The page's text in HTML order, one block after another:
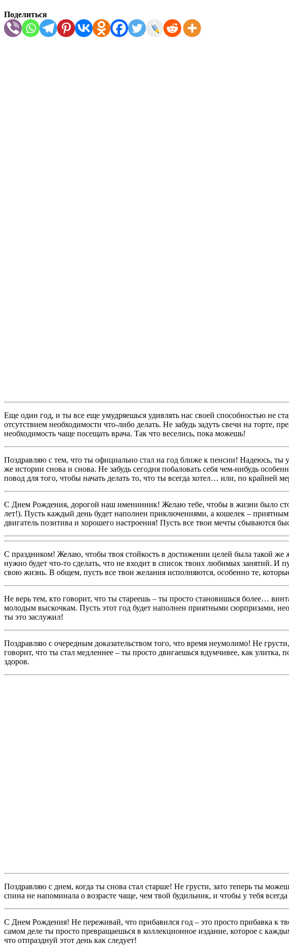
Поделиться
Еще один год, и ты все еще умудряешься удивлять нас своей способностью не
отсутствием необходимости что-либо делать. Не забудь задуть свечи на торте,
необходимость чаще посещать врача. Так что веселись, пока можешь!
Поздравляю с тем, что ты официально стал на год ближе к пенсии! Надеюсь, ты
же истории снова и снова. Не забудь сегодня побаловать себя чем-нибудь
повод для того, чтобы начать делать то, что ты всегда хотел… или, по крайней
С Днем Рождения, дорогой наш именинник! Желаю тебе, чтобы в жизни было
лет!). Пусть каждый день будет наполнен приключениями, а кошелек –
двигатель позитива и хорошего настроения! Пусть все твои мечты сбываются
С праздником! Желаю, чтобы твоя стойкость в достижении целей была такой же
нужно будет что-то сделать, что не входит в список твоих любимых занятий. И
свою жизнь. В общем, пусть все твои желания исполняются, особенно те,
Не верь тем, кто говорит, что ты стареешь – ты просто становишься более…
молодым выскочкам. Пусть этот год будет наполнен приятными сюрпризами,
ты это заслужил!
Поздравляю с очередным доказательством того, что время неумолимо! Не
говорит, что ты стал медленнее – ты просто двигаешься вдумчивее, как
здоров.
Поздравляю с днем, когда ты снова стал старше! Не грусти, зато теперь ты
спина не напоминала о возрасте чаще, чем твой будильник, и чтобы у тебя
С Днем Рождения! Не переживай, что прибавился год – это просто прибавка к
самом деле ты просто превращаешься в коллекционное издание, которое с
что отпразднуй этот день как следует!